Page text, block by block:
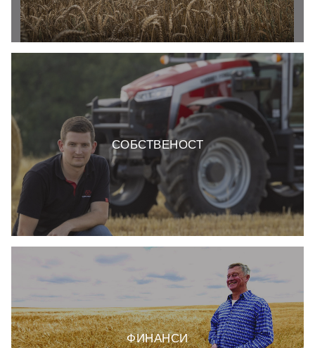
Затваряне Затваряне
Открийте
СОБСТВЕНОСТ
ФИНАНСИ